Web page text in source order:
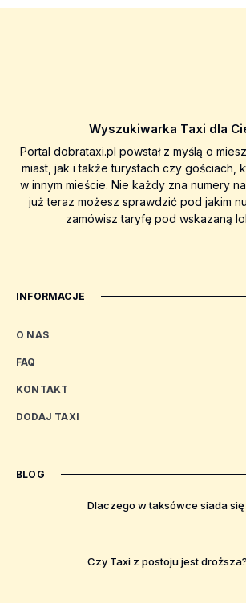
Wyszukiwarka Taxi dla
Portal dobrataxi.pl powstał z myślą o
miast, jak i także turystach czy gościach,
w innym mieście. Nie każdy zna numery
już teraz możesz sprawdzić pod jakim
zamówisz taryfę pod wskazaną
INFORMACJE
O NAS
FAQ
KONTAKT
DODAJ TAXI
BLOG
Dlaczego w taksówce siada się
Czy Taxi z postoju jest droższa?